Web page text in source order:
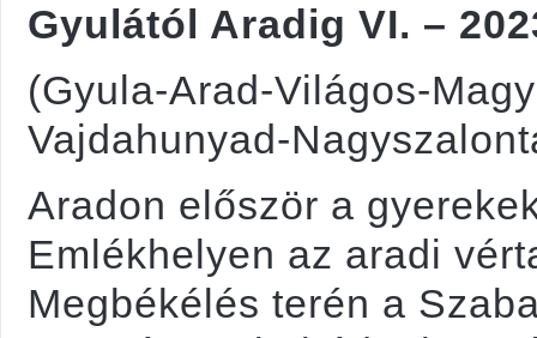
Gyulától Aradig VI. –
(Gyula-Arad-Világos-
Vajdahunyad-
Aradon először a
Emlékhelyen az aradi
Megbékélés terén a